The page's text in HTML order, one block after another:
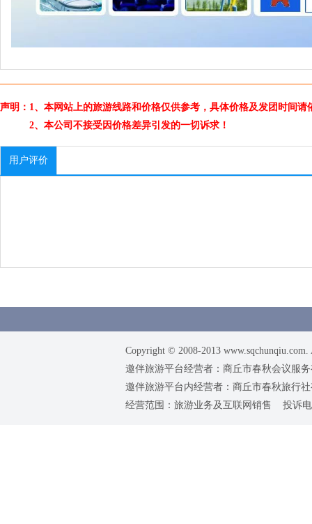
声明：1、本网站上的旅游线路和价格仅供参考，具体价格及发团时间
2、本公司不接受因价格差异引发的一切诉求！
用户评价
Copyright © 2008-2013
邀伴旅游平台经营者：商丘市春秋会议服
邀伴旅游平台内经营者：商丘市春秋旅行
经营范围：旅游业务及互联网销售 投诉